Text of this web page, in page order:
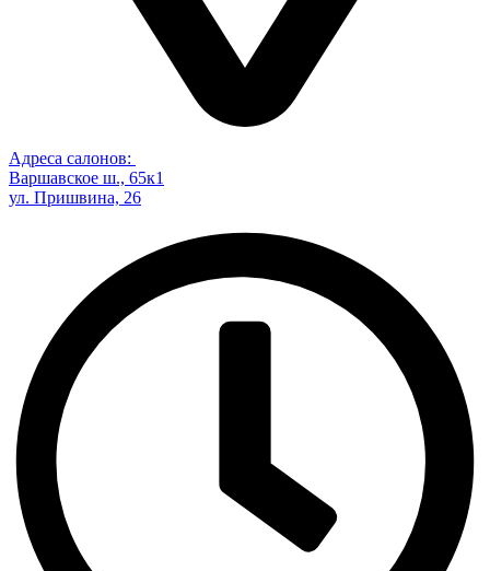
Адреса салонов:
Варшавское ш., 65к1
ул. Пришвина, 26